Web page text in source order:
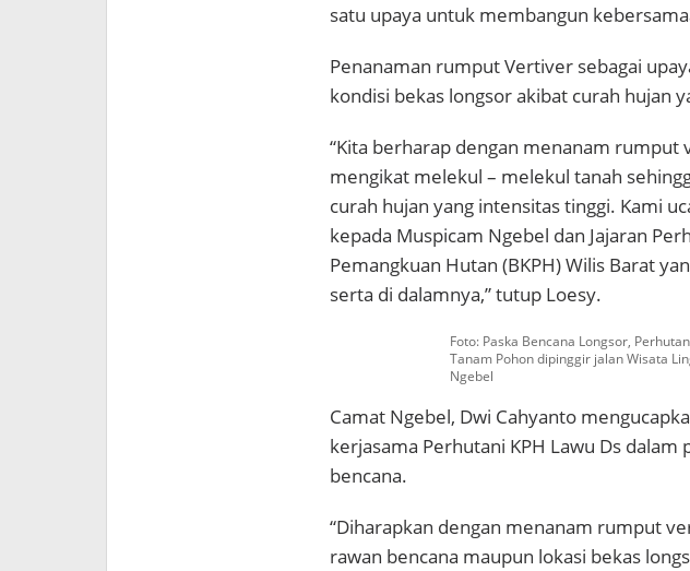
satu upaya untuk membangun
Penanaman rumput Vertiver sebagai
kondisi bekas longsor akibat curah hujan
“Kita berharap dengan menanam
mengikat melekul – melekul tanah
curah hujan yang intensitas tinggi. Kami
kepada Muspicam Ngebel dan Jajaran
Pemangkuan Hutan (BKPH) Wilis Barat
serta di dalamnya,” tutup Loesy.
Foto: Paska Bencana Longsor,
Tanam Pohon dipinggir jalan Wisata
Ngebel
Camat Ngebel, Dwi Cahyanto
kerjasama Perhutani KPH Lawu Ds dalam
bencana.
“Diharapkan dengan menanam rumput
rawan bencana maupun lokasi bekas